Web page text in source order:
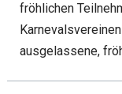
fröhlichen
ausgelassene,